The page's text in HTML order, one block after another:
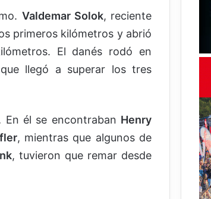
Valdemar Solok, reciente
primeros kilómetros y abrió
El danés rodó en
llegó a superar los tres
En él se encontraban Henry
, mientras que algunos de
, tuvieron que remar desde